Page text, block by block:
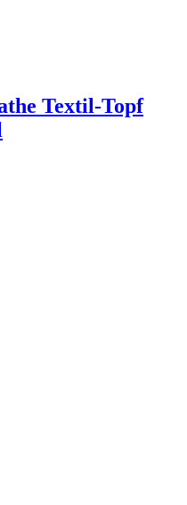
Textil-Topf